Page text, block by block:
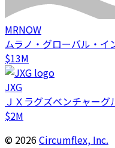
MRNOW
ムラノ・グローバル・イ
$13M
JXG
ＪＸラグズベンチャーグ
$2M
© 2026Circumflex, Inc.